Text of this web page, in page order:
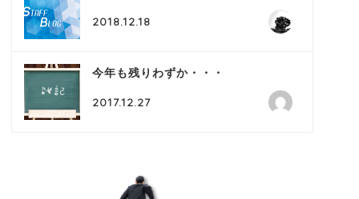
2018.12.18
今年も残りわずか・・・
2017.12.27